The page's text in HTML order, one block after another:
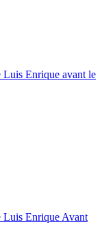
Luis Enrique avant le
Luis Enrique Avant